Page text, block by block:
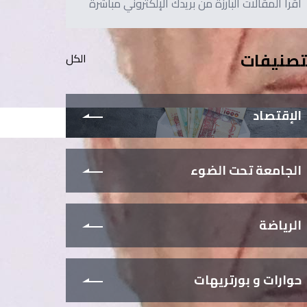
الكل
الإقتصاد
الجامعة تحت الضوء
الرياضة
حوارات و بورتريهات